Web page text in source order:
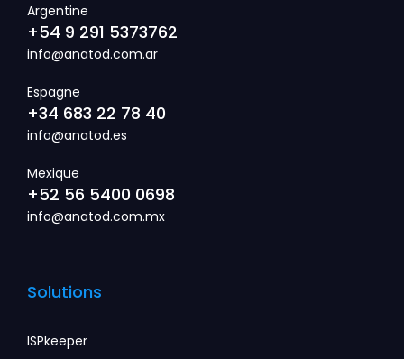
Solutions
ISPkeeper
Argentine
+54 9 291 5373762
info@anatod.com.ar
Espagne
+34 683 22 78 40
info@anatod.es
Mexique
+52 56 5400 0698
info@anatod.com.mx